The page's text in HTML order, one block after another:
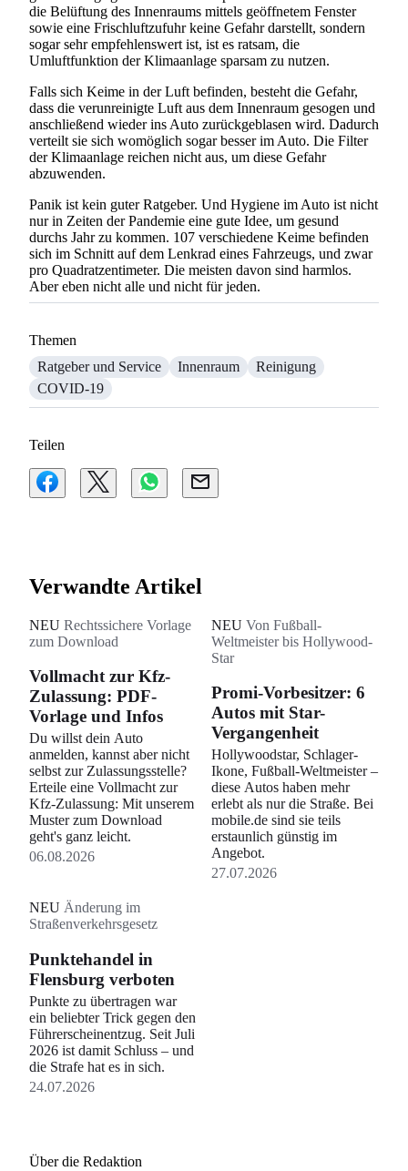
die Belüftung des Innenraums mittels geöffnetem Fenster
sowie eine Frischluftzufuhr keine Gefahr darstellt, sondern
sogar sehr empfehlenswert ist, ist es ratsam, die
Umluftfunktion der Klimaanlage sparsam zu nutzen.
Falls sich Keime in der Luft befinden, besteht die Gefahr,
dass die verunreinigte Luft aus dem Innenraum gesogen und
anschließend wieder ins Auto zurückgeblasen wird. Dadurch
verteilt sie sich womöglich sogar besser im Auto. Die Filter
der Klimaanlage reichen nicht aus, um diese Gefahr
abzuwenden.
Panik ist kein guter Ratgeber. Und Hygiene im Auto ist nicht
nur in Zeiten der Pandemie eine gute Idee, um gesund
durchs Jahr zu kommen. 107 verschiedene Keime befinden
sich im Schnitt auf dem Lenkrad eines Fahrzeugs, und zwar
pro Quadratzentimeter. Die meisten davon sind harmlos.
Aber eben nicht alle und nicht für jeden.
Themen
Ratgeber und Service
Innenraum
Reinigung
COVID-19
Teilen
Verwandte Artikel
NEU Rechtssichere Vorlage
zum Download
Vollmacht zur Kfz-
Zulassung: PDF-
Vorlage und Infos
Du willst dein Auto
anmelden, kannst aber nicht
selbst zur Zulassungsstelle?
Erteile eine Vollmacht zur
Kfz-Zulassung: Mit unserem
Muster zum Download
geht's ganz leicht.
06.08.2026
NEU Von Fußball-
Weltmeister bis Hollywood-
Star
Promi-Vorbesitzer: 6
Autos mit Star-
Vergangenheit
Hollywoodstar, Schlager-
Ikone, Fußball-Weltmeister –
diese Autos haben mehr
erlebt als nur die Straße. Bei
mobile.de sind sie teils
erstaunlich günstig im
Angebot.
27.07.2026
NEU Änderung im
Straßenverkehrsgesetz
Punktehandel in
Flensburg verboten
Punkte zu übertragen war
ein beliebter Trick gegen den
Führerscheinentzug. Seit Juli
2026 ist damit Schluss – und
die Strafe hat es in sich.
24.07.2026
Über die Redaktion